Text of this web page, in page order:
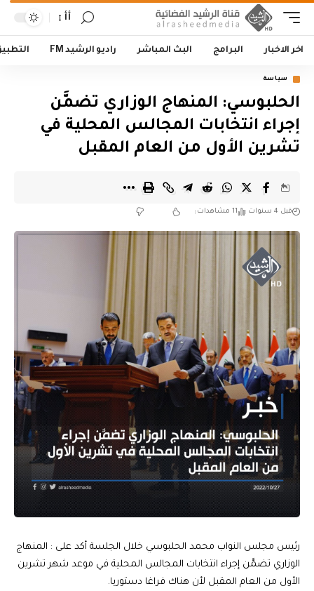
أأ
اخر الاخبار البرامج البث المباشر راديو الرشيد FM
سياسة
الحلبوسي: المنهاج الوزاري تضمَّن
إجراء انتخابات المجالس المحلية في
تشرين الأول من العام المقبل
قبل 4 سنوات 11 مشاهدات
رئيس مجلس النواب محمد الحلبوسي خلال الجلسة أكد على : المنهاج
الوزاري تضمَّن إجراء انتخابات المجالس المحلية في موعد شهر تشرين
الأول من العام المقبل لأن هناك فراغا دستوريا.